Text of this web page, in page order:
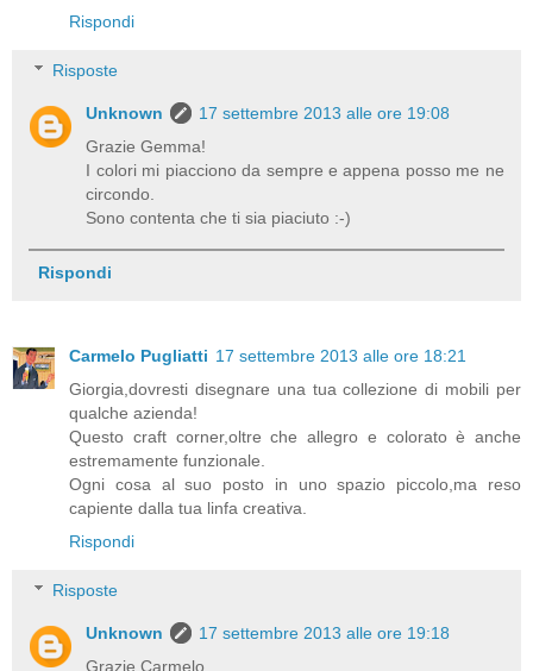
Rispondi
Risposte
Unknown
17 settembre 2013 alle ore 19:08
Grazie Gemma!
I colori mi piacciono da sempre e appena posso me ne
circondo.
Sono contenta che ti sia piaciuto :-)
Rispondi
Carmelo Pugliatti 17 settembre 2013 alle ore 18:21
Giorgia,dovresti disegnare una tua collezione di mobili per
qualche azienda!
Questo craft corner,oltre che allegro e colorato è anche
estremamente funzionale.
Ogni cosa al suo posto in uno spazio piccolo,ma reso
capiente dalla tua linfa creativa.
Rispondi
Risposte
Unknown
17 settembre 2013 alle ore 19:18
Grazie Carmelo.